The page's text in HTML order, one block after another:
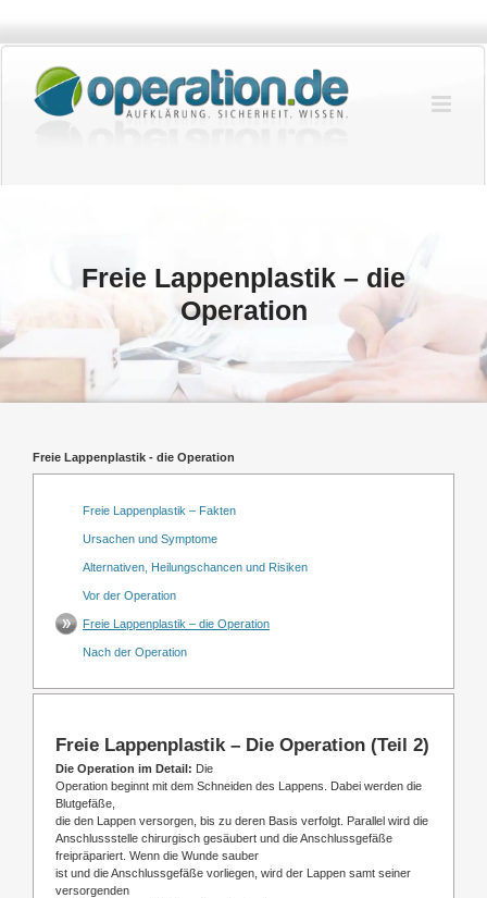
springen
Freie Lappenplastik – die
Operation
Freie Lappenplastik - die Operation
Freie Lappenplastik – Fakten
Ursachen und Symptome
Alternativen, Heilungschancen und Risiken
Vor der Operation
Freie Lappenplastik – die Operation
Nach der Operation
Freie Lappenplastik – Die Operation (Teil 2)
Die Operation im Detail: Die
Operation beginnt mit dem Schneiden des Lappens. Dabei werden die
Blutgefäße,
die den Lappen versorgen, bis zu deren Basis verfolgt. Parallel wird die
Anschlussstelle chirurgisch gesäubert und die Anschlussgefäße
freipräpariert. Wenn die Wunde sauber
ist und die Anschlussgefäße vorliegen, wird der Lappen samt seiner
versorgenden